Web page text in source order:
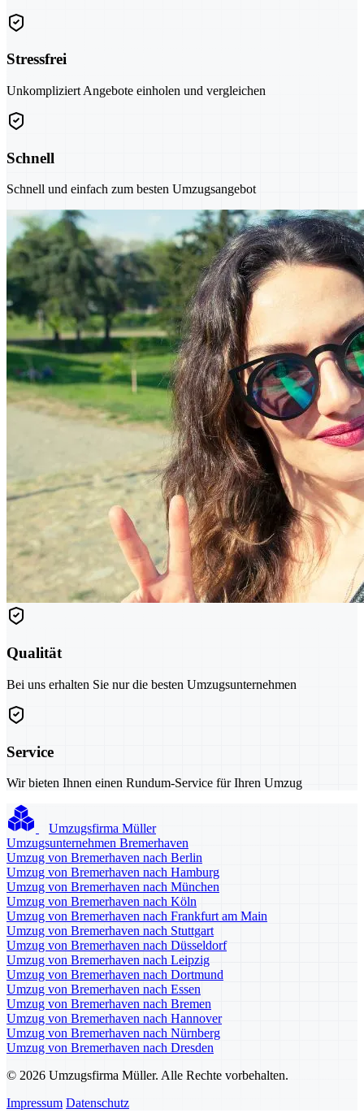
Stressfrei
Unkompliziert Angebote einholen und vergleichen
Schnell
Schnell und einfach zum besten Umzugsangebot
Qualität
Bei uns erhalten Sie nur die besten Umzugsunternehmen
Service
Wir bieten Ihnen einen Rundum-Service für Ihren Umzug
Umzugsfirma Müller
Umzugsunternehmen Bremerhaven
Umzug von Bremerhaven nach Berlin
Umzug von Bremerhaven nach Hamburg
Umzug von Bremerhaven nach München
Umzug von Bremerhaven nach Köln
Umzug von Bremerhaven nach Frankfurt am Main
Umzug von Bremerhaven nach Stuttgart
Umzug von Bremerhaven nach Düsseldorf
Umzug von Bremerhaven nach Leipzig
Umzug von Bremerhaven nach Dortmund
Umzug von Bremerhaven nach Essen
Umzug von Bremerhaven nach Bremen
Umzug von Bremerhaven nach Hannover
Umzug von Bremerhaven nach Nürnberg
Umzug von Bremerhaven nach Dresden
© 2026 Umzugsfirma Müller. Alle Rechte vorbehalten.
Impressum Datenschutz